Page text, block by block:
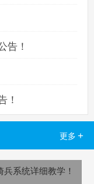
告！
！
更多 +